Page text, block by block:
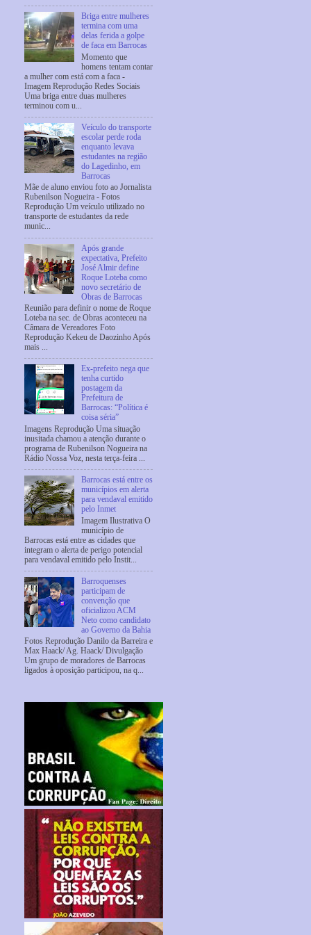
Briga entre mulheres
termina com uma
delas ferida a golpe
de faca em Barrocas
Momento que
homens tentam contar
a mulher com está com a faca -
Imagem Reprodução Redes Sociais
Uma briga entre duas mulheres
terminou com u...
Veículo do transporte
escolar perde roda
enquanto levava
estudantes na região
do Lagedinho, em
Barrocas
Mãe de aluno enviou foto ao Jornalista
Rubenilson Nogueira - Fotos
Reprodução Um veículo utilizado no
transporte de estudantes da rede
munic...
Após grande
expectativa, Prefeito
José Almir define
Roque Loteba como
novo secretário de
Obras de Barrocas
Reunião para definir o nome de Roque
Loteba na sec. de Obras aconteceu na
Câmara de Vereadores Foto
Reprodução Kekeu de Daozinho Após
mais ...
Ex-prefeito nega que
tenha curtido
postagem da
Prefeitura de
Barrocas: “Política é
coisa séria”
Imagens Reprodução Uma situação
inusitada chamou a atenção durante o
programa de Rubenilson Nogueira na
Rádio Nossa Voz, nesta terça-feira ...
Barrocas está entre os
municípios em alerta
para vendaval emitido
pelo Inmet
Imagem Ilustrativa O
município de
Barrocas está entre as cidades que
integram o alerta de perigo potencial
para vendaval emitido pelo Instit...
Barroquenses
participam de
convenção que
oficializou ACM
Neto como candidato
ao Governo da Bahia
Fotos Reprodução Danilo da Barreira e
Max Haack/ Ag. Haack/ Divulgação
Um grupo de moradores de Barrocas
ligados à oposição participou, na q...